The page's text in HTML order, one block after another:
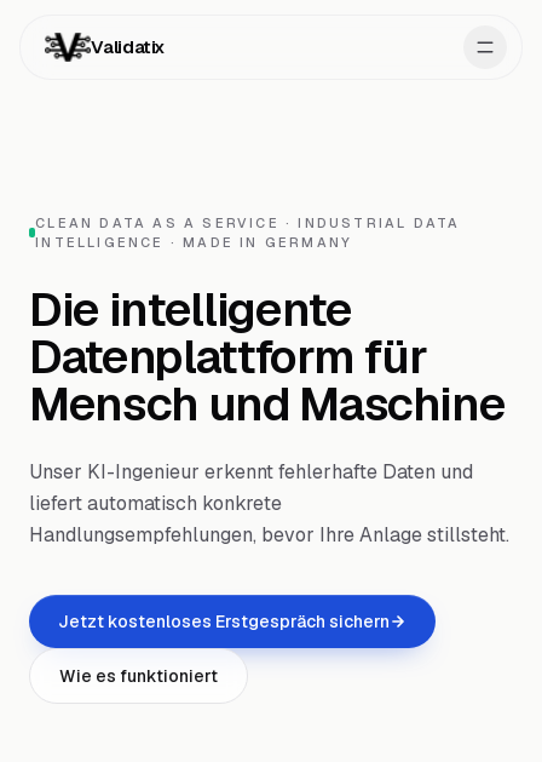
Validatix
Demo buchen
CLEAN DATA AS A SERVICE · INDUSTRIAL DATA
INTELLIGENCE · MADE IN GERMANY
Die intelligente
Datenplattform für
Mensch und Maschine
Unser KI-Ingenieur erkennt fehlerhafte Daten und
liefert automatisch konkrete
Handlungsempfehlungen, bevor Ihre Anlage stillsteht.
Jetzt kostenloses Erstgespräch sichern
Wie es funktioniert